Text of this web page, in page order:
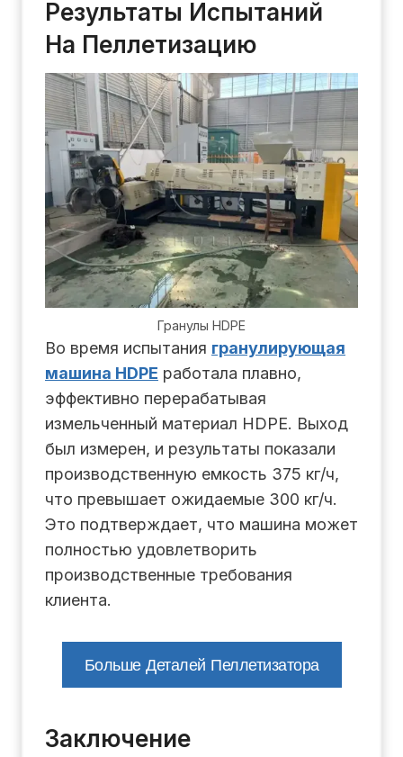
Результаты Испытаний
На Пеллетизацию
Гранулы HDPE
Во время испытания гранулирующая
машина HDPE работала плавно,
эффективно перерабатывая
измельченный материал HDPE. Выход
был измерен, и результаты показали
производственную емкость 375 кг/ч,
что превышает ожидаемые 300 кг/ч.
Это подтверждает, что машина может
полностью удовлетворить
производственные требования
клиента.
Больше Деталей Пеллетизатора
Заключение